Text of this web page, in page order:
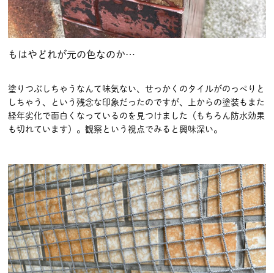
もはやどれが元の色なのか…
塗りつぶしちゃうなんて味気ない、せっかくのタイルがのっぺりと
しちゃう、という残念な印象だったのですが、上からの塗装もまた
経年劣化で面白くなっているのを見つけました（もちろん防水効果
も切れています）。観察という視点でみると興味深い。